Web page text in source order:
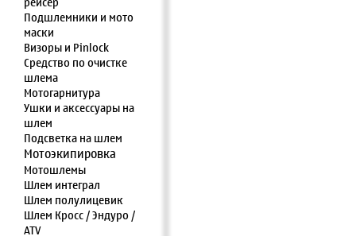
Подшлемники и мото
маски
Визоры и Pinlock
Средство по очистке
шлема
Мотогарнитура
Ушки и аксессуары на
шлем
Подсветка на шлем
Мотоэкипировка
Мотошлемы
Шлем интеграл
Шлем полулицевик
Шлем Кросс / Эндуро /
ATV